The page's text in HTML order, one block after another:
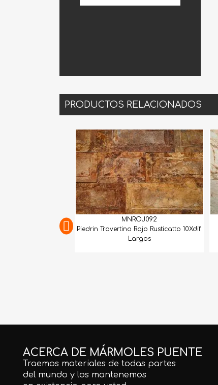
PRODUCTOS RELACIONADOS
MNROJ092
Piedrin Travertino Rojo Rusticatto 10Xdif.
Largos
ACERCA DE MÁRMOLES PUENTE
Traemos materiales de todas partes
del mundo y los mantenemos